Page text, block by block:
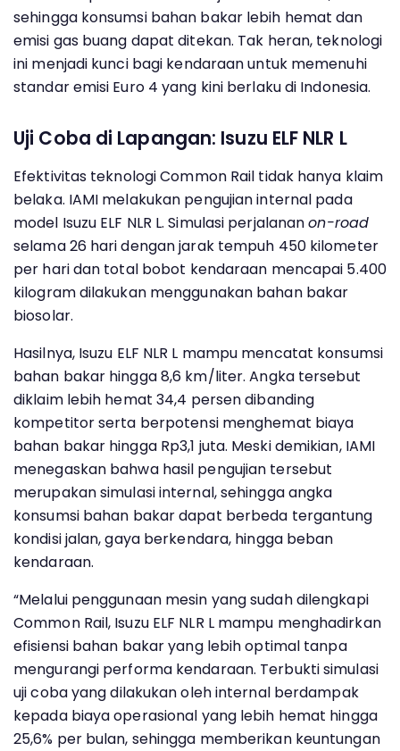
sehingga konsumsi bahan bakar lebih hemat dan
emisi gas buang dapat ditekan. Tak heran, teknologi
ini menjadi kunci bagi kendaraan untuk memenuhi
standar emisi Euro 4 yang kini berlaku di Indonesia.
Uji Coba di Lapangan: Isuzu ELF NLR L
Efektivitas teknologi Common Rail tidak hanya klaim
belaka. IAMI melakukan pengujian internal pada
model Isuzu ELF NLR L. Simulasi perjalananon-road
selama 26 hari dengan jarak tempuh 450 kilometer
per hari dan total bobot kendaraan mencapai 5.400
kilogram dilakukan menggunakan bahan bakar
biosolar.
Hasilnya, Isuzu ELF NLR L mampu mencatat konsumsi
bahan bakar hingga 8,6 km/liter. Angka tersebut
diklaim lebih hemat 34,4 persen dibanding
kompetitor serta berpotensi menghemat biaya
bahan bakar hingga Rp3,1 juta. Meski demikian, IAMI
menegaskan bahwa hasil pengujian tersebut
merupakan simulasi internal, sehingga angka
konsumsi bahan bakar dapat berbeda tergantung
kondisi jalan, gaya berkendara, hingga beban
kendaraan.
“Melalui penggunaan mesin yang sudah dilengkapi
Common Rail, Isuzu ELF NLR L mampu menghadirkan
efisiensi bahan bakar yang lebih optimal tanpa
mengurangi performa kendaraan. Terbukti simulasi
uji coba yang dilakukan oleh internal berdampak
kepada biaya operasional yang lebih hemat hingga
25,6% per bulan, sehingga memberikan keuntungan